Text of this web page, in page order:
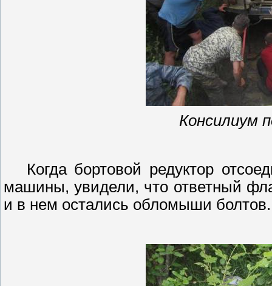
Консилиум
Когда бортовой редуктор
машины, увидели, что ответный
и в нем остались обломыши болтов.